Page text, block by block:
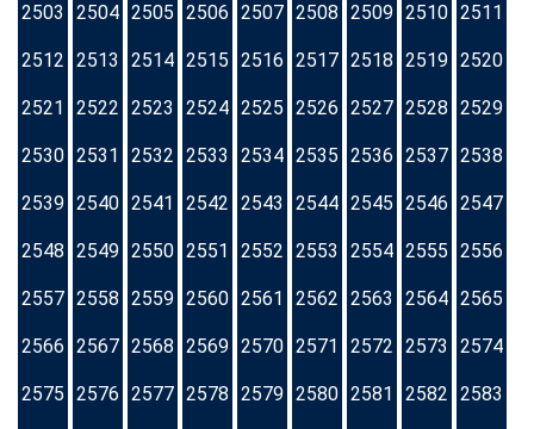
2503 2504 2505 2506 2507 2508 2509 2510 2511
2512 2513 2514 2515 2516 2517 2518 2519 2520
2521 2522 2523 2524 2525 2526 2527 2528 2529
2530 2531 2532 2533 2534 2535 2536 2537 2538
2539 2540 2541 2542 2543 2544 2545 2546 2547
2548 2549 2550 2551 2552 2553 2554 2555 2556
2557 2558 2559 2560 2561 2562 2563 2564 2565
2566 2567 2568 2569 2570 2571 2572 2573 2574
2575 2576 2577 2578 2579 2580 2581 2582 2583